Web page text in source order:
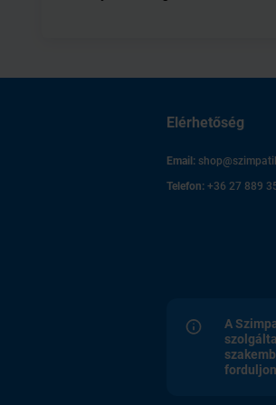
Elérhetőség
Email:
Telefon: +36 27 889
A